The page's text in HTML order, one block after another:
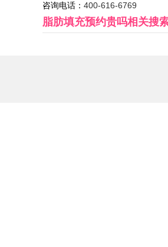
咨询电话： 400-616-6769
脂肪填充预约贵吗相关搜